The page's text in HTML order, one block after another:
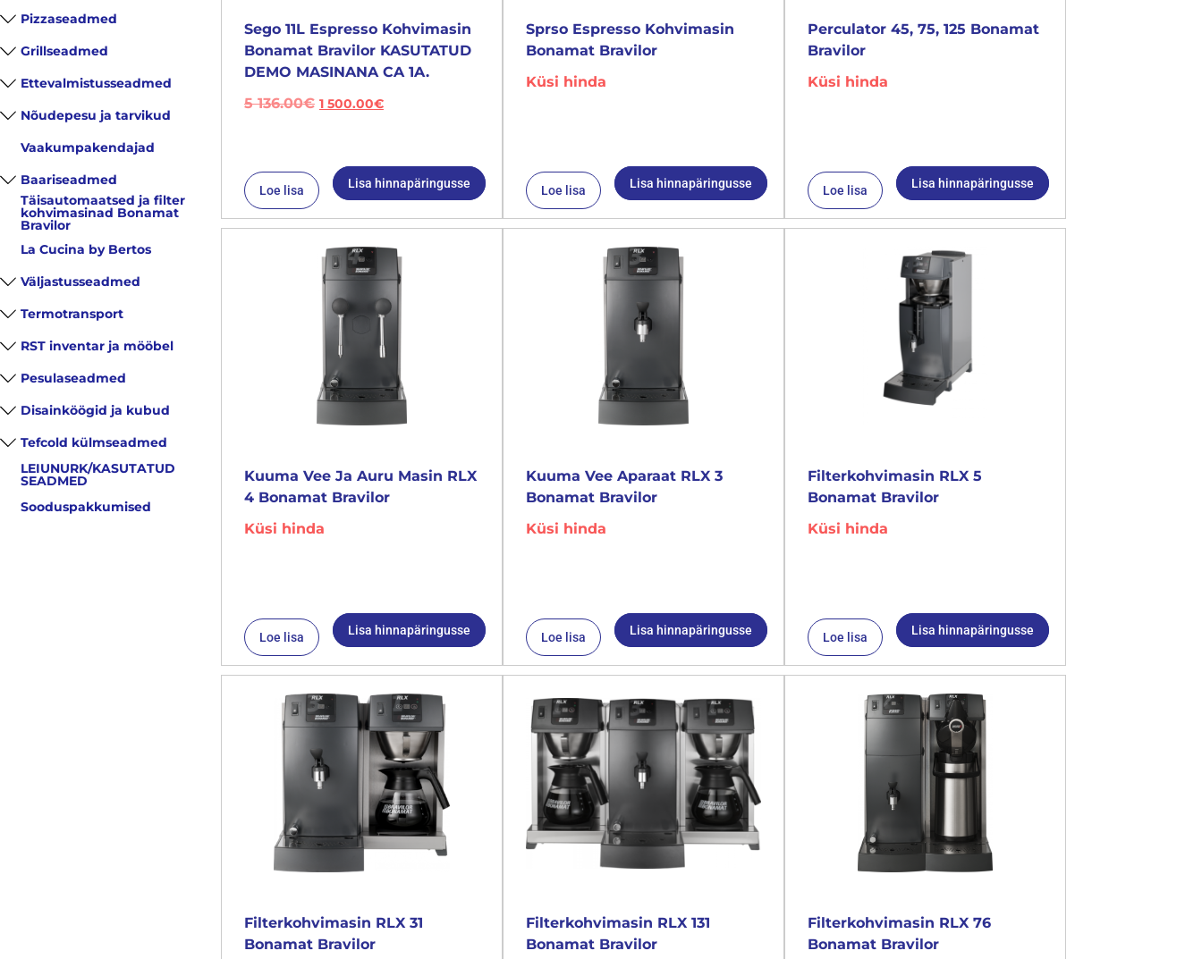
Pizzaseadmed
Grillseadmed
Ettevalmistusseadmed
Nõudepesu ja tarvikud
Vaakumpakendajad
Baariseadmed
Täisautomaatsed ja filter
kohvimasinad Bonamat
Bravilor
La Cucina by Bertos
Väljastusseadmed
Termotransport
RST inventar ja mööbel
Pesulaseadmed
Disainköögid ja kubud
Tefcold külmseadmed
LEIUNURK/KASUTATUD
SEADMED
Sooduspakkumised
Sego 11L Espresso Kohvimasin
Bonamat Bravilor KASUTATUD
DEMO MASINANA CA 1A.
5 136.00€ 1 500.00€
Loe lisa Lisa hinnapäringusse
Sprso Espresso Kohvimasin
Bonamat Bravilor
Küsi hinda
Loe lisa Lisa hinnapäringusse
Perculator 45, 75, 125 Bonamat
Bravilor
Küsi hinda
Loe lisa Lisa hinnapäringusse
Kuuma Vee Ja Auru Masin RLX
4 Bonamat Bravilor
Küsi hinda
Loe lisa Lisa hinnapäringusse
Kuuma Vee Aparaat RLX 3
Bonamat Bravilor
Küsi hinda
Loe lisa Lisa hinnapäringusse
Filterkohvimasin RLX 5
Bonamat Bravilor
Küsi hinda
Loe lisa Lisa hinnapäringusse
Filterkohvimasin RLX 31
Bonamat Bravilor
Filterkohvimasin RLX 131
Bonamat Bravilor
Filterkohvimasin RLX 76
Bonamat Bravilor